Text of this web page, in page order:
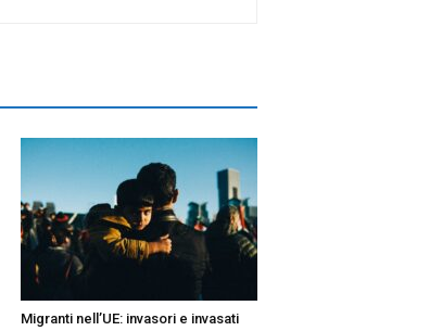
Migranti nell’UE: invasori e invasati